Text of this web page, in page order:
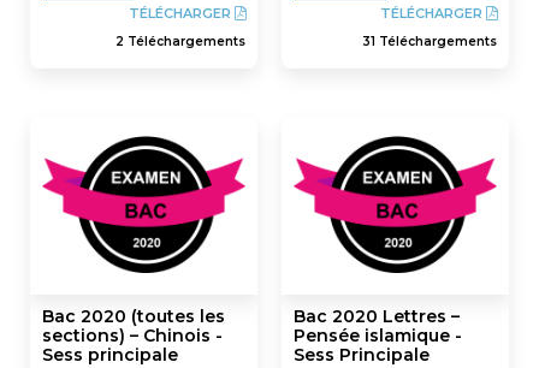
TÉLÉCHARGER
2 Téléchargements
TÉLÉCHARGER
31 Téléchargements
Bac 2020 (toutes les
sections) – Chinois -
Sess principale
Bac 2020 Lettres –
Pensée islamique -
Sess Principale